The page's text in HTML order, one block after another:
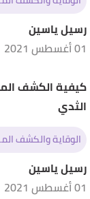
رسيل ياسين
01 أغسطس 2021
كيفية الكشف
الثدي
الوقاية والكشف
رسيل ياسين
01 أغسطس 2021